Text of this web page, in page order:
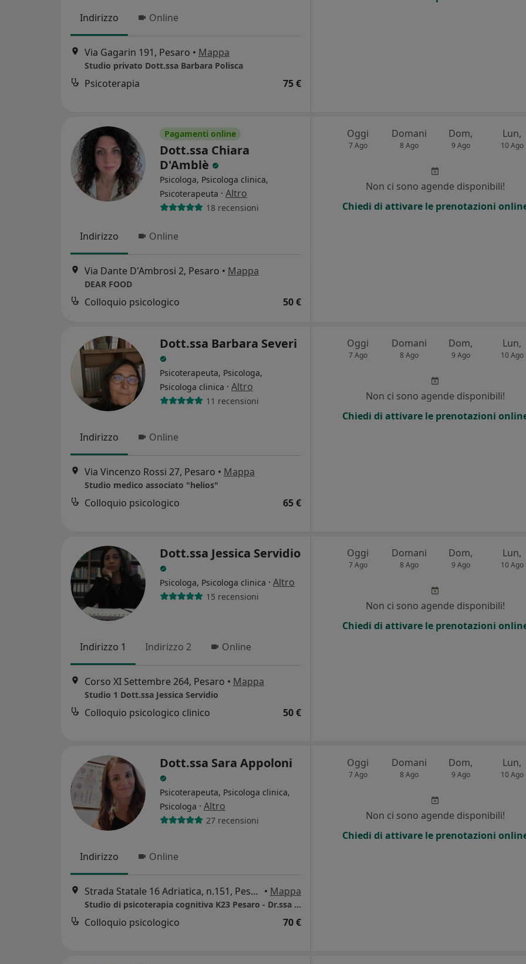
Indirizzo Online
Via Gagarin 191, Pesaro • Mappa
Studio privato Dott.ssa Barbara Polisca
Psicoterapia 75 €
Pagamenti online
Dott.ssa Chiara
D'Amblè
Psicologa, Psicologa clinica,
Psicoterapeuta · Altro
18 recensioni
Indirizzo Online
Via Dante D'Ambrosi 2, Pesaro • Mappa
DEAR FOOD
Colloquio psicologico 50 €
Oggi
7 Ago
Domani
8 Ago
Dom,
9 Ago
Lun,
10 Ago
Non ci sono agende disponibili!
Chiedi di attivare le prenotazioni
Dott.ssa Barbara Severi
Psicoterapeuta, Psicologa,
Psicologa clinica · Altro
11 recensioni
Indirizzo Online
Via Vincenzo Rossi 27, Pesaro • Mappa
Studio medico associato "helios"
Colloquio psicologico 65 €
Oggi
7 Ago
Domani
8 Ago
Dom,
9 Ago
Lun,
10 Ago
Non ci sono agende disponibili!
Chiedi di attivare le prenotazioni
Dott.ssa Jessica Servidio
Psicologa, Psicologa clinica · Altro
15 recensioni
Indirizzo 1 Indirizzo 2 Online
Corso XI Settembre 264, Pesaro • Mappa
Studio 1 Dott.ssa Jessica Servidio
Colloquio psicologico clinico 50 €
Oggi
7 Ago
Domani
8 Ago
Dom,
9 Ago
Lun,
10 Ago
Non ci sono agende disponibili!
Chiedi di attivare le prenotazioni
Dott.ssa Sara Appoloni
Psicoterapeuta, Psicologa clinica,
Psicologa · Altro
27 recensioni
Indirizzo Online
Strada Statale 16 Adriatica, n.151, Pesaro • Mappa
Studio di psicoterapia cognitiva K23 Pesaro - Dr.ssa Sara Appoloni
Colloquio psicologico 70 €
Oggi
7 Ago
Domani
8 Ago
Dom,
9 Ago
Lun,
10 Ago
Non ci sono agende disponibili!
Chiedi di attivare le prenotazioni